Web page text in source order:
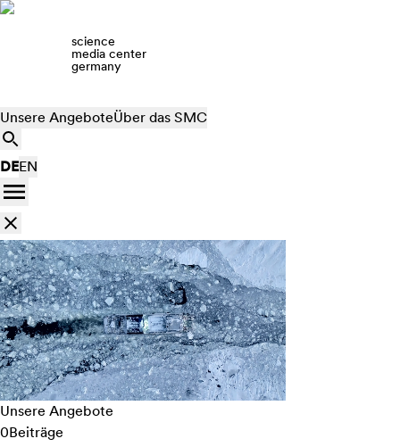
science
media center
germany
Unsere AngeboteÜber das SMC
DEEN
Unsere Angebote
0Beiträge